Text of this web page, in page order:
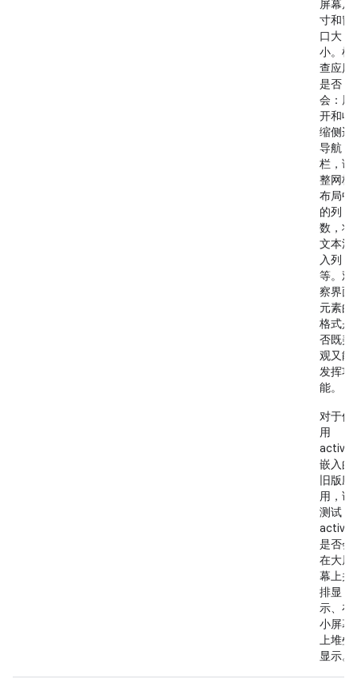
屏幕尺
寸和窗
口大
小。检
查应用
是否
会：展
开和收
缩侧边
导航
栏，调
整网格
布局中
的列
数，将
文本流
入列
等。观
察界面
元素的
格式是
否既美
观又能
发挥功
能。
对于使
用
activity
嵌入的
旧版应
用，请
测试
activity
是否会
在大屏
幕上并
排显
示、在
小屏幕
上堆叠
显示。